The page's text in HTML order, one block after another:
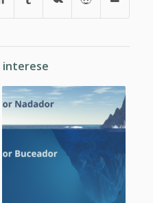
interese